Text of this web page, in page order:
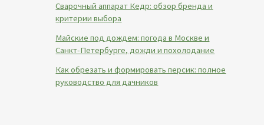
Сварочный аппарат Кедр: обзор бренда и
критерии выбора
Майские под дождем: погода в Москве и
Санкт-Петербурге, дожди и похолодание
Как обрезать и формировать персик: полное
руководство для дачников